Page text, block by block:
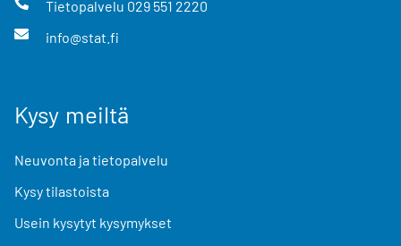
Tietopalvelu 029 551 2220
info@stat.fi
Kysy meiltä
Neuvonta ja tietopalvelu
Kysy tilastoista
Usein kysytyt kysymykset